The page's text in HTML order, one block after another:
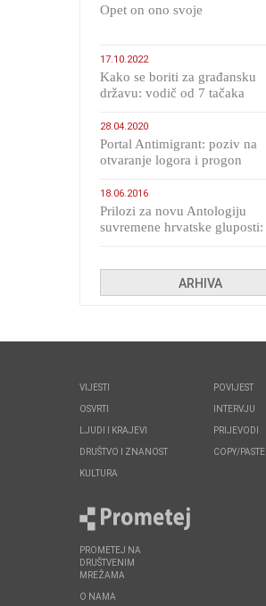
​Opet on ono svoje
17.10.2022
Kako se boriti za građansku
državu: vodič od 7 tačaka
28.04.2020
Portal Antimigrant: poziv na
otvaranje logora i progon
18.06.2016
Prilozi za novu Antologiju
suvremene hrvatske gluposti:
ARHIVA
VIJESTI
OSVRTI
LJUDI I KRAJEVI
DRUŠTVO I ZNANOST
KULTURA
POVIJEST
INTERVJU
PRIJEVODI
COPY/PASTE
PROMETEJ NA
DRUŠTVENIM
MREŽAMA
O NAMA